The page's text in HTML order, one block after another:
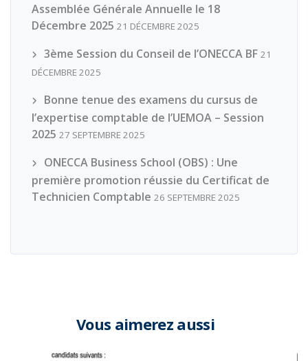
Assemblée Générale Annuelle le 18
Décembre 2025 21 DÉCEMBRE 2025
3ème Session du Conseil de l’ONECCA BF 21
DÉCEMBRE 2025
Bonne tenue des examens du cursus de
l’expertise comptable de l’UEMOA – Session
2025 27 SEPTEMBRE 2025
ONECCA Business School (OBS) : Une
première promotion réussie du Certificat de
Technicien Comptable 26 SEPTEMBRE 2025
Vous aimerez aussi